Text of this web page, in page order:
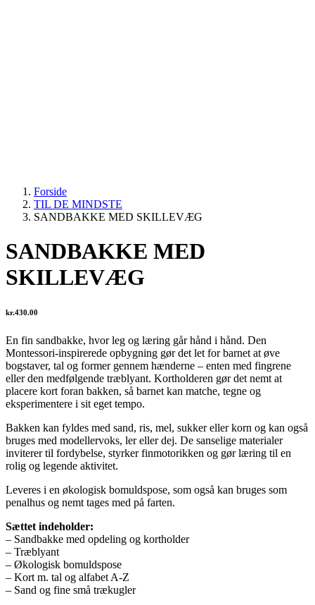
Forside
TIL DE MINDSTE
SANDBAKKE MED SKILLEVÆG
SANDBAKKE MED
SKILLEVÆG
kr.430.00
En fin sandbakke, hvor leg og læring går hånd i hånd. Den
Montessori-inspirerede opbygning gør det let for barnet at øve
bogstaver, tal og former gennem hænderne – enten med fingrene
eller den medfølgende træblyant. Kortholderen gør det nemt at
placere kort foran bakken, så barnet kan matche, tegne og
eksperimentere i sit eget tempo.
Bakken kan fyldes med sand, ris, mel, sukker eller korn og kan også
bruges med modellervoks, ler eller dej. De sanselige materialer
inviterer til fordybelse, styrker finmotorikken og gør læring til en
rolig og legende aktivitet.
Leveres i en økologisk bomuldspose, som også kan bruges som
penalhus og nemt tages med på farten.
Sættet indeholder:
– Sandbakke med opdeling og kortholder
– Træblyant
– Økologisk bomuldspose
– Kort m. tal og alfabet A-Z
– Sand og fine små trækugler